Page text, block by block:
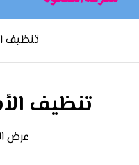
تنظيف
تنظيف
عرض